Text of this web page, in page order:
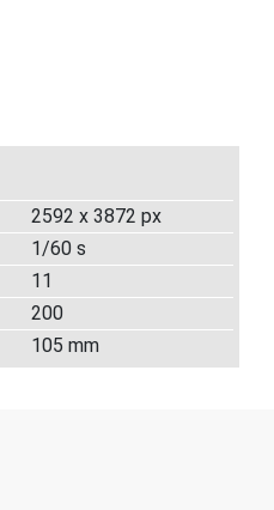
2592 x 3872 px
1/60 s
11
200
105 mm